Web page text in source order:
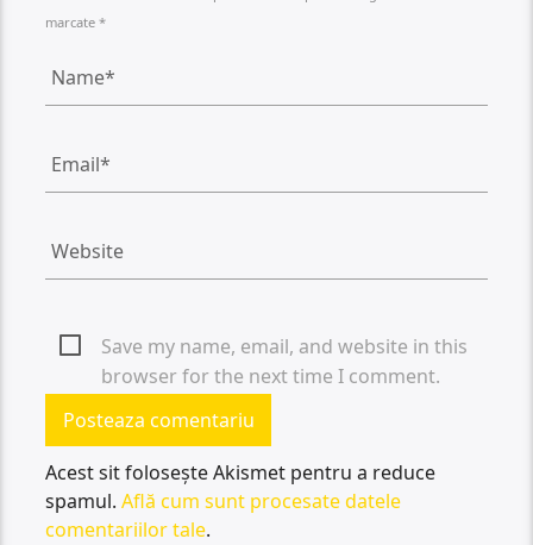
marcate *
Save my name, email, and website in this
browser for the next time I comment.
Acest sit folosește Akismet pentru a reduce
spamul.Află cum sunt procesate datele
comentariilor tale.